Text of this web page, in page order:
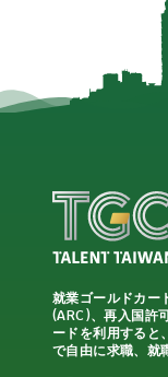
就業ゴールドカー
(ARC)、再入国許
ードを利用すると
で自由に求職、就